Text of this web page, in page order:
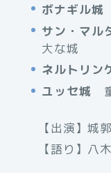
ボナギル城
サン・マル
大な城
ネルトリン
ユッセ城
【出演】城
【語り】八